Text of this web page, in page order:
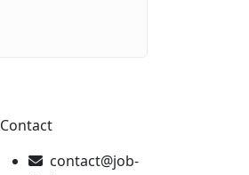
Contact
contact@job-